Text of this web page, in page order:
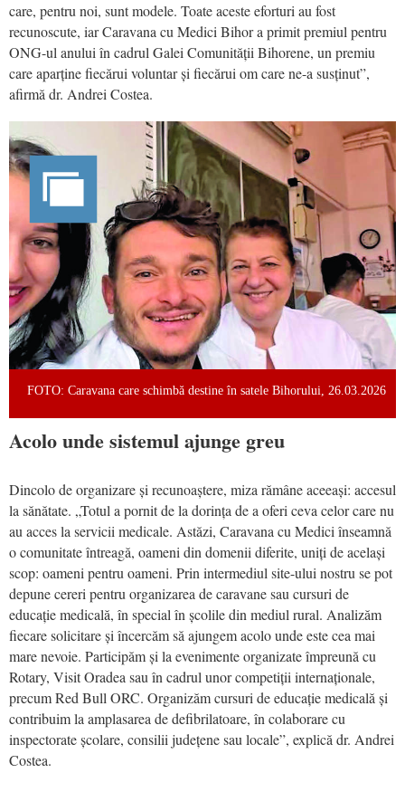
care, pentru noi, sunt modele. Toate aceste eforturi au fost
recunoscute, iar Caravana cu Medici Bihor a primit premiul pentru
ONG-ul anului în cadrul Galei Comunității Bihorene, un premiu
care aparține fiecărui voluntar și fiecărui om care ne-a susținut”,
afirmă dr. Andrei Costea.
FOTO: Caravana care schimbă destine în satele Bihorului, 26.03.2026
Acolo unde sistemul ajunge greu
Dincolo de organizare și recunoaștere, miza rămâne aceeași: accesul
la sănătate. „Totul a pornit de la dorința de a oferi ceva celor care nu
au acces la servicii medicale. Astăzi, Caravana cu Medici înseamnă
o comunitate întreagă, oameni din domenii diferite, uniți de același
scop: oameni pentru oameni. Prin intermediul site-ului nostru se pot
depune cereri pentru organizarea de caravane sau cursuri de
educație medicală, în special în școlile din mediul rural. Analizăm
fiecare solicitare și încercăm să ajungem acolo unde este cea mai
mare nevoie. Participăm și la evenimente organizate împreună cu
Rotary, Visit Oradea sau în cadrul unor competiții internaționale,
precum Red Bull ORC. Organizăm cursuri de educație medicală și
contribuim la amplasarea de defibrilatoare, în colaborare cu
inspectorate școlare, consilii județene sau locale”, explică dr. Andrei
Costea.